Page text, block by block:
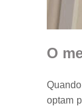
O
optam